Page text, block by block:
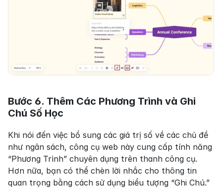
Bước 6. Thêm Các Phương Trình và Ghi
Chú Số Học
Khi nói đến việc bổ sung các giá trị số về các chủ đề
như ngân sách, công cụ web này cung cấp tính năng
“Phương Trình” chuyên dụng trên thanh công cụ.
Hơn nữa, bạn có thể chèn lời nhắc cho thông tin
quan trọng bằng cách sử dụng biểu tượng “Ghi Chú.”